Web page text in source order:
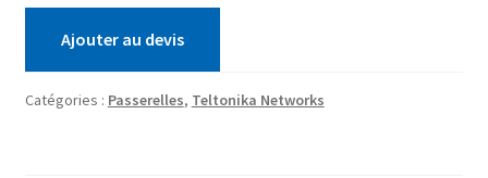
Ajouter au devis
Catégories : Passerelles, Teltonika Networks